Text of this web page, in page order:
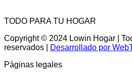
TODO PARA TU HOGAR
Copyright © 2024 Lowin Hogar |
reservados |
Desarrollado por
Páginas legales